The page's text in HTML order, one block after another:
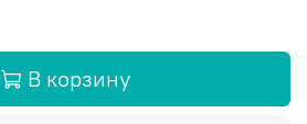
В корзину